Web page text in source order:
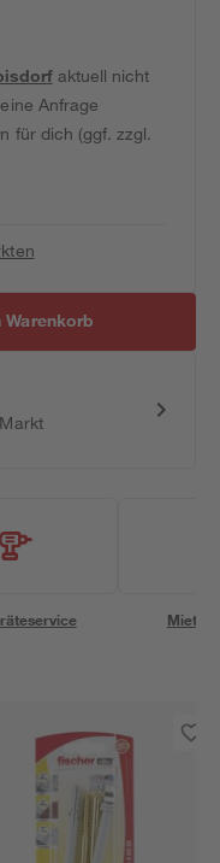
aktuell nicht
Anfrage
für dich (ggf. zzgl.
Warenkorb